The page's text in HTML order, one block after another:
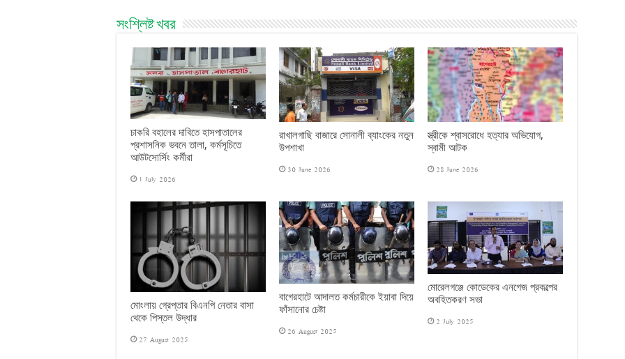
সংশ্লিষ্ট খবর
চাকরি বহালের দাবিতে হাসপাতালের
প্রশাসনিক ভবনে তালা, কর্মসূচিতে
আউটসোর্সিং কর্মীরা
1 July 2026
রাখালগাছি বাজারে সোনালী ব্যাংকের নতুন
উপশাখা
30 June 2026
স্ত্রীকে শ্বাসরোধে হত্যার অভিযোগ,
স্বামী আটক
28 June 2026
মোংলায় গ্রেপ্তার বিএনপি নেতার বাসা
থেকে পিস্তল উদ্ধার
27 August 2025
বাগেরহাটে আদালত কর্মচারীকে ইয়াবা দিয়ে
ফাঁসানোর চেষ্টা
26 August 2025
মোরেলগঞ্জে কোডেকের এনগেজ প্রকল্পের
অবহিতকরণ সভা
2 July 2025